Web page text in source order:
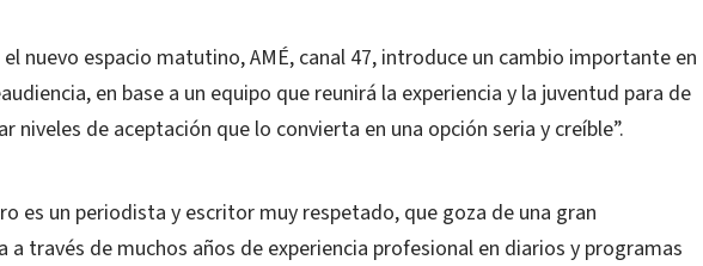
nuevo espacio matutino, AMÉ, canal 47, introduce un cambio importante en
en base a un equipo que reunirá la experiencia y la juventud para de
niveles de aceptación que lo convierta en una opción seria y creíble”.
es un periodista y escritor muy respetado, que goza de una gran
a través de muchos años de experiencia profesional en diarios y programas